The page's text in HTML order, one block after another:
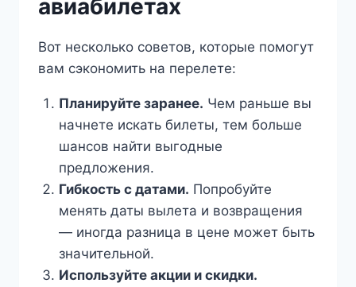
авиабилетах
Вот несколько советов, которые помогут
вам сэкономить на перелете:
Планируйте заранее. Чем раньше вы
начнете искать билеты, тем больше
шансов найти выгодные
предложения.
Гибкость с датами. Попробуйте
менять даты вылета и возвращения
— иногда разница в цене может быть
значительной.
Используйте акции и скидки.